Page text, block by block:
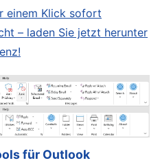
einem Klick sofort
– laden Sie jetzt herunter
für Outlook